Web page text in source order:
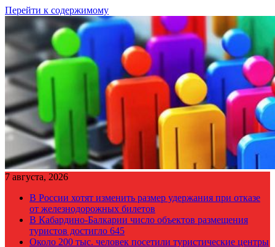
Перейти к содержимому
7 августа, 2026
В России хотят изменить размер удержания при отказе
от железнодорожных билетов
В Кабардино-Балкарии число объектов размещения
туристов достигло 645
Около 200 тыс. человек посетили туристические центры